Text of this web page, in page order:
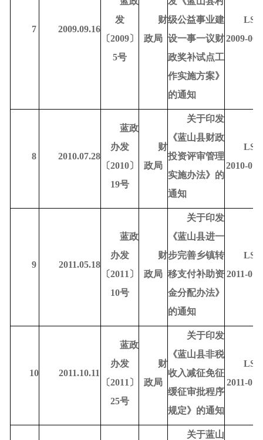
7 2009.09.16
发
〔2009〕
5号
财
政局
级公益事业建
设一事一议财
政奖补试点工
作实施方案》
的通知
2009-
8 2010.07.28
蓝政
办发
〔2010〕
19号
财
政局
关于印发
《蓝山县财政
投资评审管理
实施办法》的
通知
2010-
9 2011.05.18
蓝政
办发
〔2011〕
10号
财
政局
关于印发
《蓝山县进一
步完善乡镇转
移支付补助资
金分配办法》
的通知
2011-
10 2011.10.11
蓝政
办发
〔2011〕
25号
财
政局
关于印发
《蓝山县非税
收入减征免征
缓征审批程序
规定》的通知
2011-
关于蓝山